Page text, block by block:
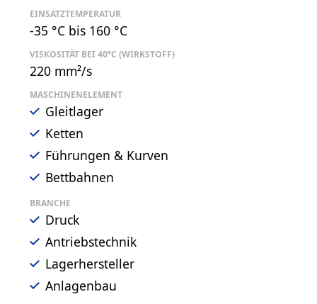
EINSATZTEMPERATUR
-35 °C bis 160 °C
VISKOSITÄT BEI 40°C (WIRKSTOFF)
220 mm²/s
MASCHINENELEMENT
Gleitlager
Ketten
Führungen & Kurven
Bettbahnen
BRANCHE
Druck
Antriebstechnik
Lagerhersteller
Anlagenbau